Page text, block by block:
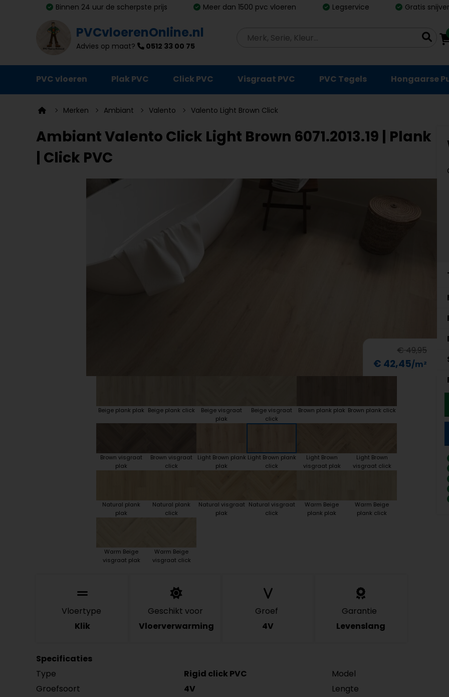
Binnen 24 uur de scherpste prijs Meer dan 1500 pvc vloeren Legservice Gratis
PVCvloerenOnline.nl
Advies op maat? 0512 33 00 75
PVC vloeren Plak PVC Click PVC Visgraat PVC PVC Tegels Hongaarse
Ondervloeren
Plinten
Deurmatten
Lijm, primer en egalisatie
Merken Ambiant Valento Valento Light Brown Click
Ambiant Valento Click Light Brown 6071.2013.19 | Plank
| Click PVC
€ 49,95
€ 42,45
Beige plank plak Beige plank click
Beige visgraat
plak
Beige visgraat
click
Brown plank plak Brown plank click
Brown visgraat
plak
Brown visgraat
click
Light Brown plank
plak
Light Brown plank
click
Light Brown
visgraat plak
Light Brown
visgraat click
Natural plank
plak
Natural plank
click
Natural visgraat
plak
Natural visgraat
click
Warm Beige
plank plak
Warm Beige
plank click
Warm Beige
visgraat plak
Warm Beige
visgraat click
Vloertype
Klik
Geschikt voor
Vloerverwarming
Groef
4V
Garantie
Levenslang
Specificaties
Type
Rigid click PVC Model
Groefsoort
4V Lengte